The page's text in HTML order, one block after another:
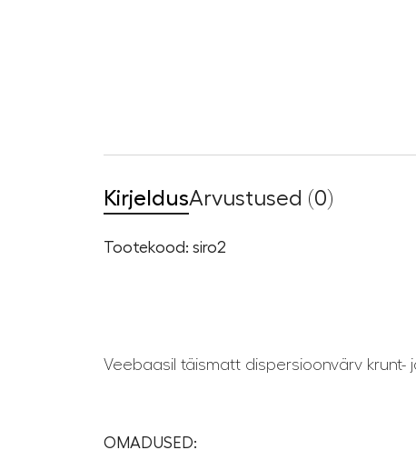
KirjeldusArvustused (0)
Tootekood: siro2
Veebaasil täismatt dispersioonvärv krunt-
OMADUSED: